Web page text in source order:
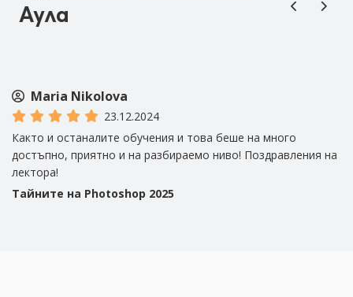
Аула
Maria Nikolova
23.12.2024
Както и останалите обучения и това беше на много
достъпно, приятно и на разбираемо ниво! Поздравления на
лектора!
Тайните на Photoshop 2025